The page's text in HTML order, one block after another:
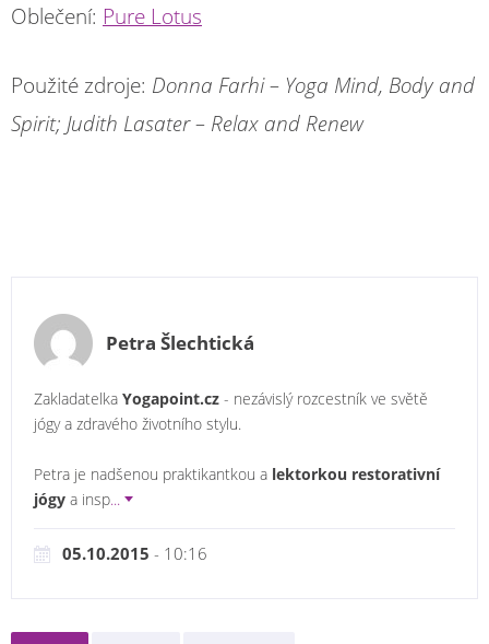
Oblečení: Pure Lotus
Použité zdroje: Donna Farhi – Yoga Mind, Body and
Spirit; Judith Lasater – Relax and Renew
Petra Šlechtická
Zakladatelka Yogapoint.cz - nezávislý rozcestník ve světě
jógy a zdravého životního stylu.
Petra je nadšenou praktikantkou a lektorkou restorativní
jógy a insp...
05.10.2015 - 10:16